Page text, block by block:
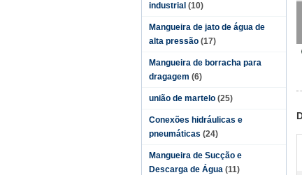
industrial (10)
Mangueira de jato de água de
alta pressão (17)
Mangueira de borracha para
dragagem (6)
união de martelo (25)
Conexões hidráulicas e
pneumáticas (24)
Mangueira de Sucção e
Descarga de Água (11)